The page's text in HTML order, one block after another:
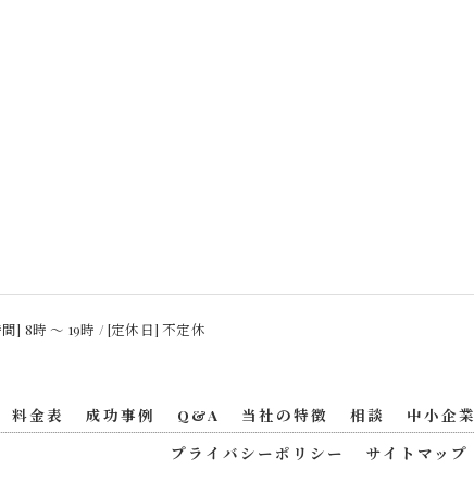
] 8時 〜 19時 / [定休日] 不定休
料金表 成功事例 Q&A 当社の特徴 相談 中小企業
プライバシーポリシー
サイトマップ